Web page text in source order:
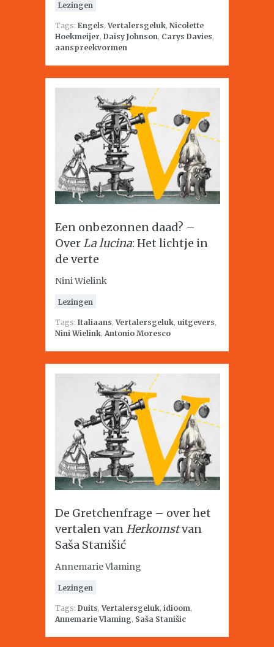
Lezingen
Tags: Engels,Vertalersgeluk, Nicolette
Hoekmeijer, Daisy Johnson, Carys Davies,
aanspreekvormen
Een onbezonnen daad? –
OverLa lucina: Het lichtje in
de verte
Nini Wielink
Lezingen
Tags: Italiaans,Vertalersgeluk, uitgevers,
Nini Wielink, Antonio Moresco
De Gretchenfrage – over het
vertalen vanHerkomstvan
Saša Stanišić
Annemarie Vlaming
Lezingen
Tags: Duits,Vertalersgeluk, idioom,
Annemarie Vlaming, Saša Stanišic